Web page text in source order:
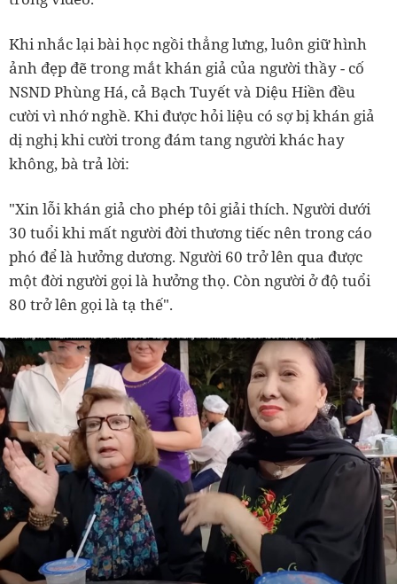
Khi nhắc lại bài học ngồi thẳng lưng, luôn giữ hình
ảnh đẹp đẽ trong mắt khán giả của người thầy - cố
NSND Phùng Há, cả Bạch Tuyết và Diệu Hiền đều
cười vì nhớ nghề. Khi được hỏi liệu có sợ bị khán giả
dị nghị khi cười trong đám tang người khác hay
không, bà trả lời:
"Xin lỗi khán giả cho phép tôi giải thích. Người dưới
30 tuổi khi mất người đời thương tiếc nên trong cáo
phó để là hưởng dương. Người 60 trở lên qua được
một đời người gọi là hưởng thọ. Còn người ở độ tuổi
80 trở lên gọi là tạ thế".